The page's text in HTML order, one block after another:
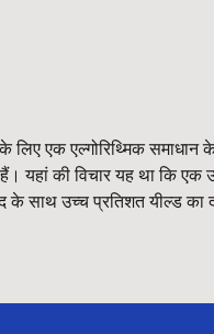
एक एल्गोरिथ्मिक
यहां की विचार यह था कि
साथ उच्च प्रतिशत यील्ड का